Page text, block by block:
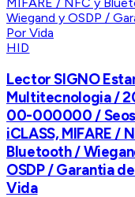
HID
Lector SIGNO
Multitecnologia /
00-000000 /
iCLASS, MIFARE /
Bluetooth /
OSDP / Garantia
Vida